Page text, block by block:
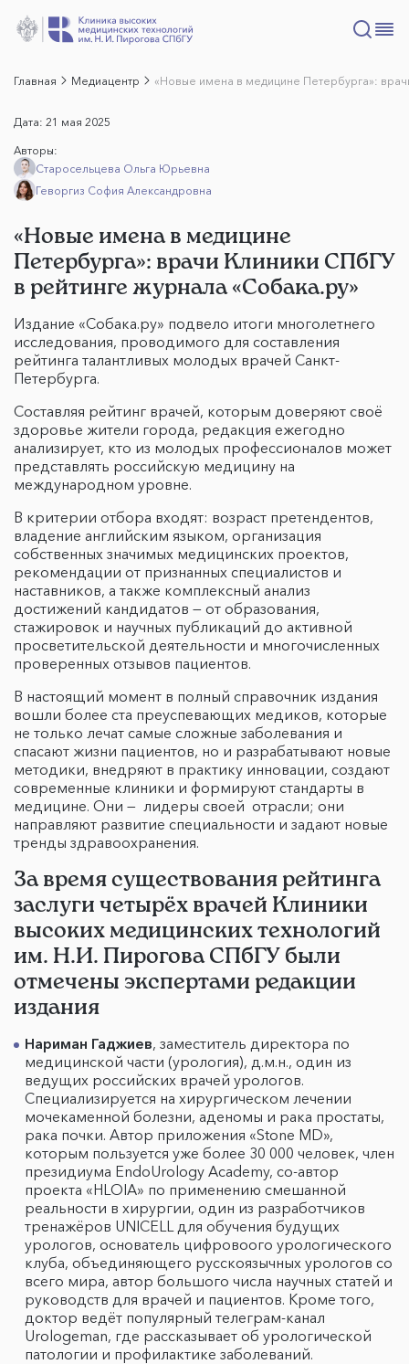
Главная Медиацентр «Новые имена в медицине Петербурга»:
Дата: 21 мая 2025
Авторы:
Старосельцева Ольга Юрьевна
Геворгиз София Александровна
«Новые имена в медицине
Петербурга»: врачи Клиники СПбГУ
в рейтинге журнала «Собака.ру»
Издание «Собака.ру» подвело итоги многолетнего
исследования, проводимого для составления
рейтинга талантливых молодых врачей Санкт-
Петербурга.
Составляя рейтинг врачей, которым доверяют своё
здоровье жители города, редакция ежегодно
анализирует, кто из молодых профессионалов может
представлять российскую медицину на
международном уровне.
В критерии отбора входят: возраст претендентов,
владение английским языком, организация
собственных значимых медицинских проектов,
рекомендации от признанных специалистов и
наставников, а также комплексный анализ
достижений кандидатов — от образования,
стажировок и научных публикаций до активной
просветительской деятельности и многочисленных
проверенных отзывов пациентов.
В настоящий момент в полный справочник издания
вошли более ста преуспевающих медиков, которые
не только лечат самые сложные заболевания и
спасают жизни пациентов, но и разрабатывают новые
методики, внедряют в практику инновации, создают
современные клиники и формируют стандарты в
медицине. Они — лидеры своей отрасли; они
направляют развитие специальности и задают новые
тренды здравоохранения.
За время существования рейтинга
заслуги четырёх врачей Клиники
высоких медицинских технологий
им. Н.И. Пирогова СПбГУ были
отмечены экспертами редакции
издания
Нариман Гаджиев, заместитель директора по
медицинской части (урология), д.м.н., один из
ведущих российских врачей урологов.
Специализируется на хирургическом лечении
мочекаменной болезни, аденомы и рака простаты,
рака почки. Автор приложения «Stone MD»,
которым пользуется уже более 30 000 человек, член
президиума EndoUrology Academy, со-автор
проекта «HLOIA» по применению смешанной
реальности в хирургии, один из разработчиков
тренажёров UNICELL для обучения будущих
урологов, основатель цифровоого урологического
клуба, объединяющего русскоязычных урологов со
всего мира, автор большого числа научных статей и
руководств для врачей и пациентов. Кроме того,
доктор ведёт популярный телеграм-канал
Urologeman, где рассказывает об урологической
патологии и профилактике заболеваний.